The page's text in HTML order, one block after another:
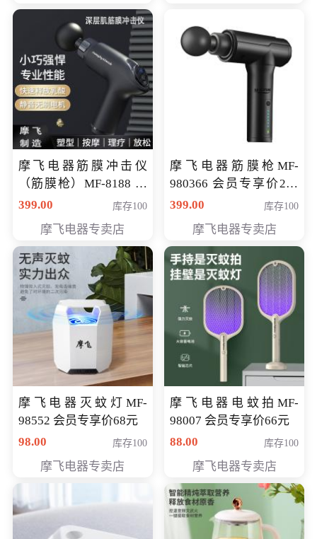
摩飞电器筋膜冲击仪
（筋膜枪）MF-8188 会
员专享价268元
399.00 库存100
摩飞电器专卖店
摩飞电器筋膜枪MF-
980366 会员专享价299
元
399.00 库存100
摩飞电器专卖店
摩飞电器灭蚊灯MF-
98552 会员专享价68元
98.00
库存100
摩飞电器专卖店
摩飞电器电蚊拍MF-
98007 会员专享价66元
88.00
库存100
摩飞电器专卖店